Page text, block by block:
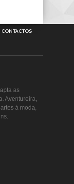
CONTACTOS
as
Aventureira,
à moda,